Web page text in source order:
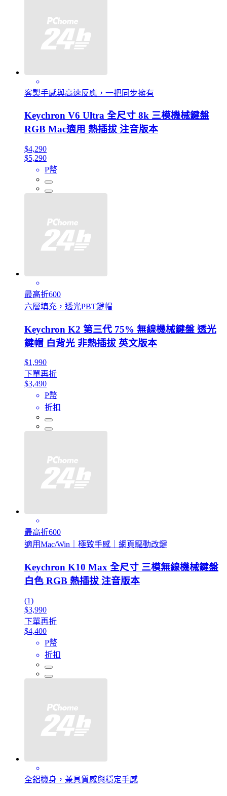
客製手感與高速反應，一把同步擁有
Keychron V6 Ultra 全尺寸 8k 三模機械鍵盤
RGB Mac適用 熱插拔 注音版本
$4,290
$5,290
P幣
最高折600
六層填充，透光PBT鍵帽
Keychron K2 第三代 75% 無線機械鍵盤 透光
鍵帽 白背光 非熱插拔 英文版本
$1,990
下單再折
$3,490
P幣
折扣
最高折600
適用Mac/Win｜極致手感｜網頁驅動改鍵
Keychron K10 Max 全尺寸 三模無線機械鍵盤
白色 RGB 熱插拔 注音版本
(1)
$3,990
下單再折
$4,400
P幣
折扣
全鋁機身，兼具質感與穩定手感